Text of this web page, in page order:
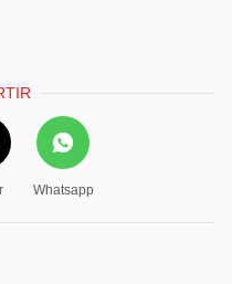
Whatsapp